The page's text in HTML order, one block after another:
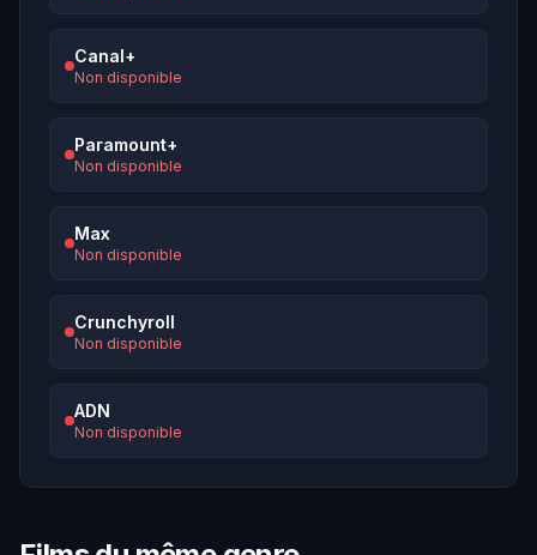
Canal+
Non disponible
Paramount+
Non disponible
Max
Non disponible
Crunchyroll
Non disponible
ADN
Non disponible